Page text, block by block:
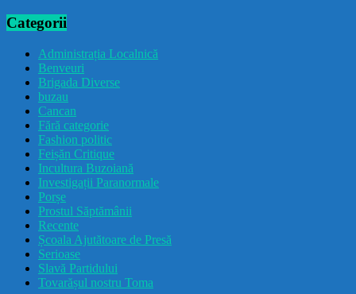
Categorii
Administrația Localnică
Benveuri
Brigada Diverse
buzau
Cancan
Fără categorie
Fashion politic
Feișăn Critique
Incultura Buzoiană
Investigații Paranormale
Porșe
Prostul Săptămânii
Recente
Școala Ajutătoare de Presă
Serioase
Slavă Partidului
Tovarășul nostru Toma